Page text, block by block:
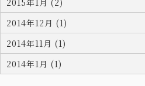
2015年1月 (2)
2014年12月 (1)
2014年11月 (1)
2014年1月 (1)